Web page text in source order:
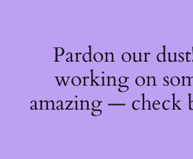
Pardon our
working on
amazing — check